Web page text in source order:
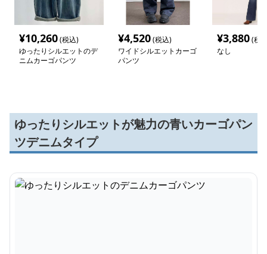
¥10,260(税込)
ゆったりシルエットのデ
ニムカーゴパンツ
¥4,520(税込)
ワイドシルエットカーゴ
パンツ
¥3,880(税
なし
ゆったりシルエットが魅力の青いカーゴパン
ツデニムタイプ